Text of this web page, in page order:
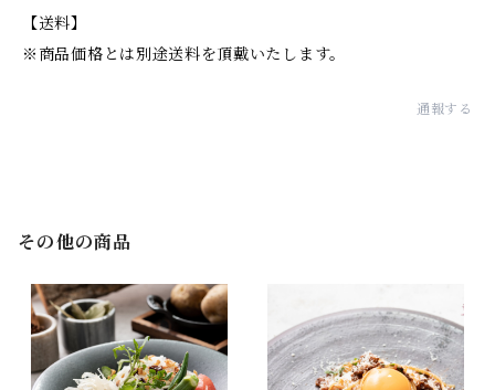
【送料】
※商品価格とは別途送料を頂戴いたします。
通報する
その他の商品